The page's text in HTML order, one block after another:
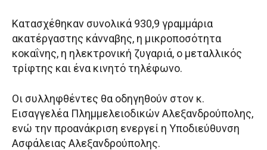
Κατασχέθηκαν συνολικά 930,9 γραμμάρια
ακατέργαστης κάνναβης, η μικροποσότητα
κοκαΐνης, η ηλεκτρονική ζυγαριά, ο μεταλλικός
τρίφτης και ένα κινητό τηλέφωνο.
Οι συλληφθέντες θα οδηγηθούν στον κ.
Εισαγγελέα Πλημμελειοδικών Αλεξανδρούπολης,
ενώ την προανάκριση ενεργεί η Υποδιεύθυνση
Ασφάλειας Αλεξανδρούπολης.